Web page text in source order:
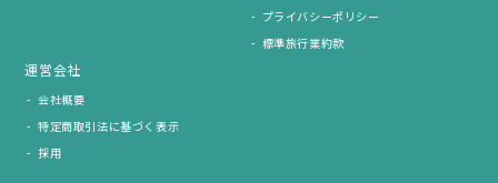
プライバシーポリシー
標準旅行業約款
運営会社
会社概要
特定商取引法に基づく表示
採用